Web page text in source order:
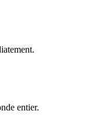
entier.